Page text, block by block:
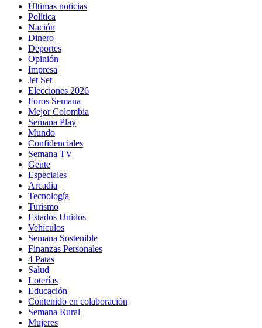
Últimas noticias
Política
Nación
Dinero
Deportes
Opinión
Impresa
Jet Set
Elecciones 2026
Foros Semana
Mejor Colombia
Semana Play
Mundo
Confidenciales
Semana TV
Gente
Especiales
Arcadia
Tecnología
Turismo
Estados Unidos
Vehículos
Semana Sostenible
Finanzas Personales
4 Patas
Salud
Loterías
Educación
Contenido en colaboración
Semana Rural
Mujeres